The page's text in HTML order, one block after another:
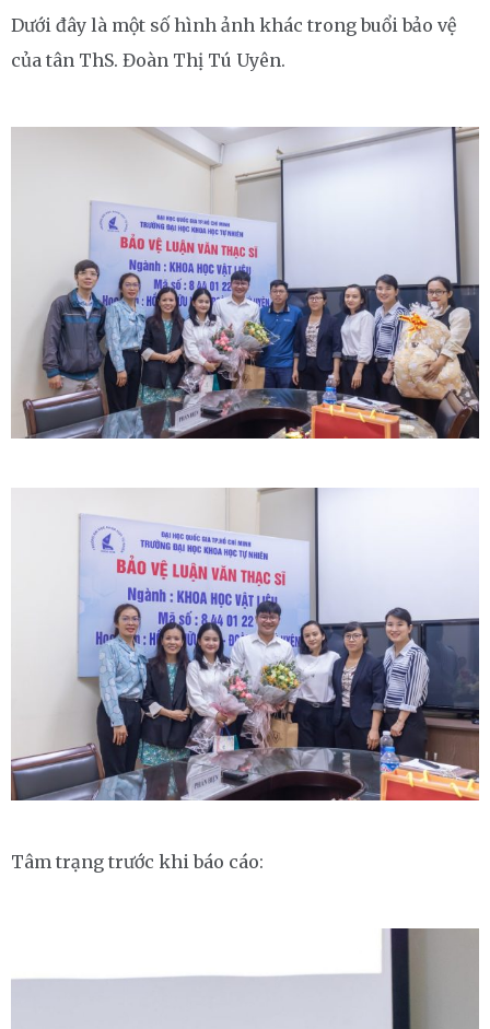
Dưới đây là một số hình ảnh khác trong buổi bảo vệ
của tân ThS. Đoàn Thị Tú Uyên.
Tâm trạng trước khi báo cáo: